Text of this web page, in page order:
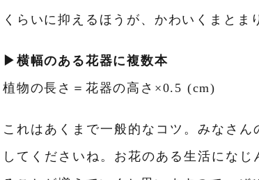
くらいに抑えるほうが、かわいくまとま
▶横幅のある花器に複数本
植物の長さ＝花器の高さ×0.5 (cm)
これはあくまで一般的なコツ。みなさ
してくださいね。お花のある生活にな